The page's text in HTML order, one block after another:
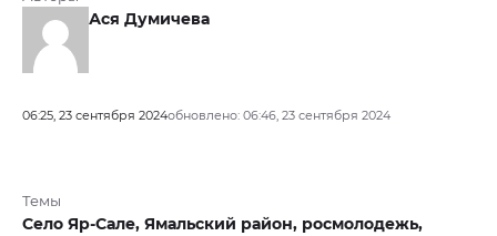
Ася Думичева
06:25, 23 сентября 2024обновлено: 06:46, 23 сентября 2024
Темы
Село Яр-Сале, Ямальский район, росмолодежь,